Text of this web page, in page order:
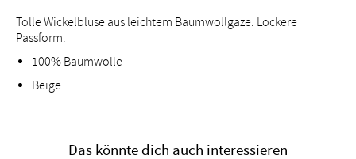
Tolle Wickelbluse aus leichtem Baumwollgaze. Lockere
Passform.
100% Baumwolle
Beige
Das könnte dich auch interessieren